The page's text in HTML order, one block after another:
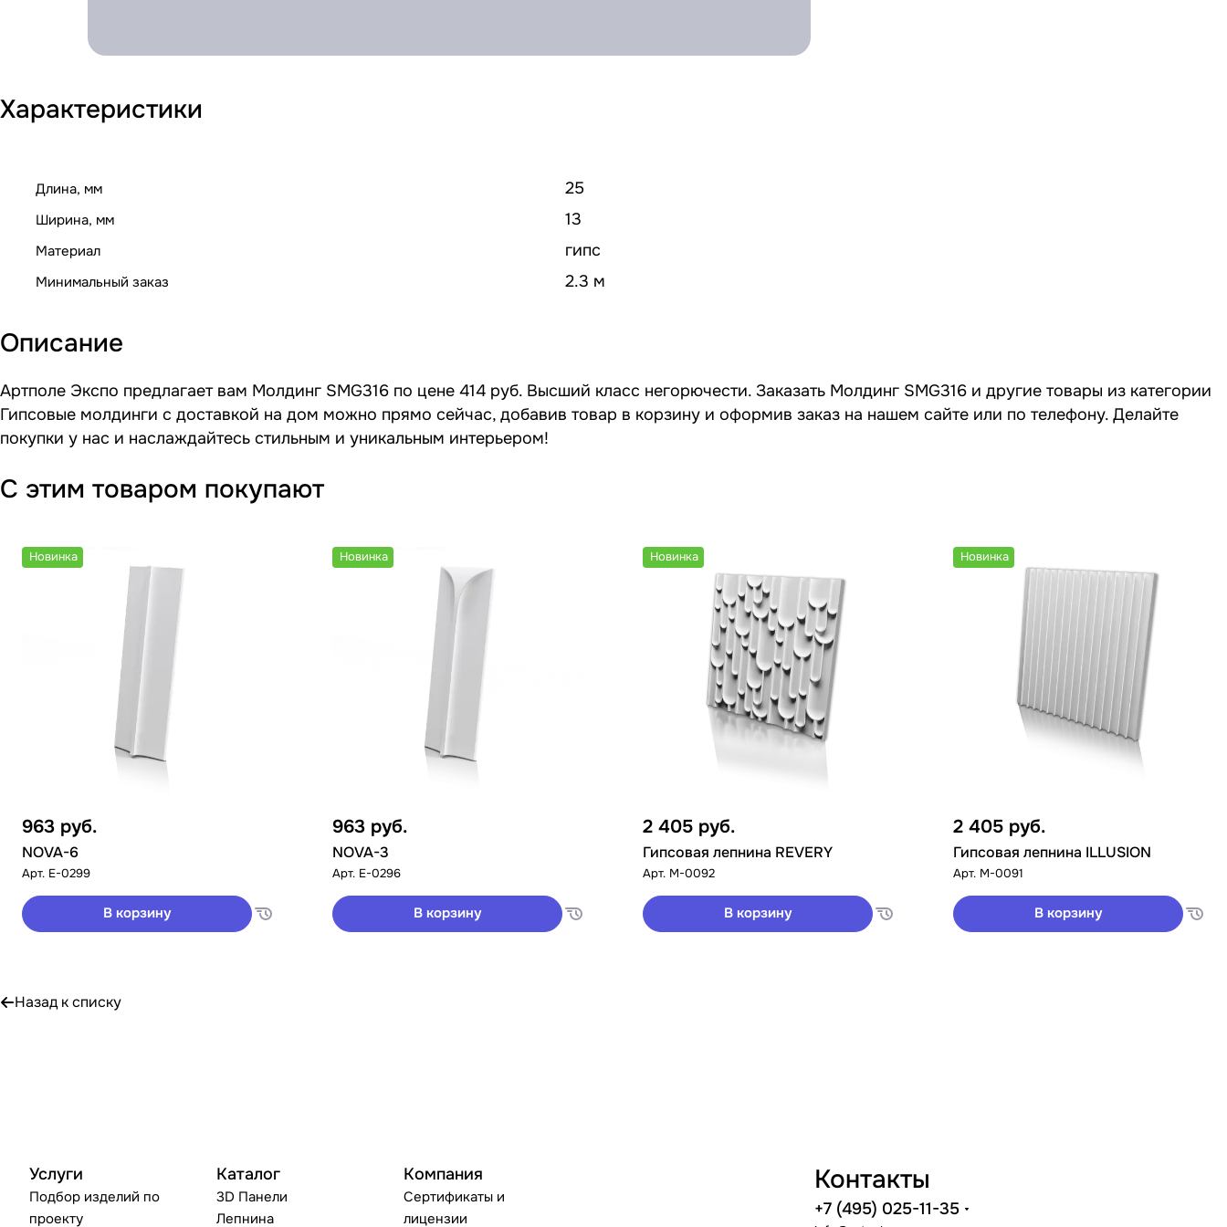
Характеристики
Длина, мм 25
Ширина, мм 13
Материал гипс
Минимальный заказ 2.3 м
Описание
Артполе Экспо предлагает вам Молдинг SMG316 по цене 414 руб. Высший класс негорючести. Заказать Молдинг SMG316 и другие товары из категории
Гипсовые молдинги с доставкой на дом можно прямо сейчас, добавив товар в корзину и оформив заказ на нашем сайте или по телефону. Делайте
покупки у нас и наслаждайтесь стильным и уникальным интерьером!
С этим товаром покупают
Новинка
963 руб.
NOVA-6
Арт. E-0299
В корзину
Новинка
963 руб.
NOVA-3
Арт. E-0296
В корзину
Новинка
2 405 руб.
Гипсовая лепнина REVERY
Арт. M-0092
В корзину
Новинка
2 405 руб.
Гипсовая лепнина ILLUSION
Арт. M-0091
В корзину
Назад к списку
Услуги
Подбор изделий по
проекту
Каталог
3D Панели
Лепнина
Компания
Сертификаты и
лицензии
Контакты
+7 (495) 025-11-35